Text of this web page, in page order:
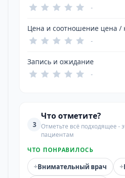
-
Цена и соотношение цена /
-
Запись и ожидание
-
3
Что отметите?
Отметьте всё подходящее -
пациентам
ЧТО ПОНРАВИЛОСЬ
+Внимательный врач +